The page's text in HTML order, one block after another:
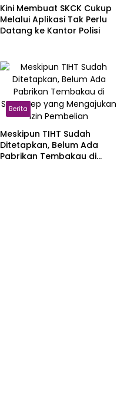
Kini Membuat SKCK Cukup
Melalui Aplikasi Tak Perlu
Datang ke Kantor Polisi
Berita
Meskipun TIHT Sudah
Ditetapkan, Belum Ada
Pabrikan Tembakau di